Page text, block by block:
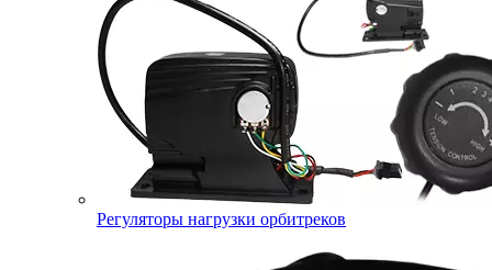
Регуляторы нагрузки орбитреков